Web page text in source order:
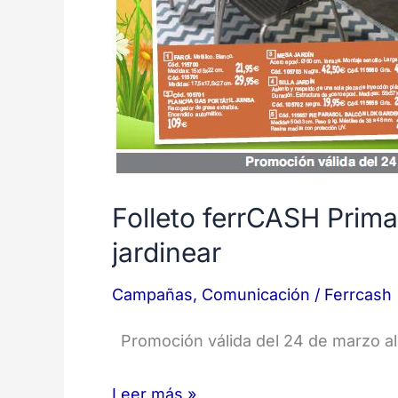
Folleto ferrCASH
jardinear
Campañas, Comunicación / Ferrcash
Promoción válida del 24 de marzo
Leer más »